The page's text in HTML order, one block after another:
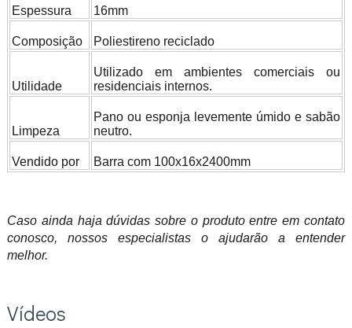
Espessura 16mm
Composição Poliestireno reciclado
Utilidade
Utilizado em ambientes comerciais ou
residenciais internos.
Limpeza
Pano ou esponja levemente úmido e sabão
neutro.
Vendido por Barra com 100x16x2400mm
Caso ainda haja dúvidas sobre o produto entre em contato
conosco, nossos especialistas o ajudarão a entender
melhor.
Vídeos